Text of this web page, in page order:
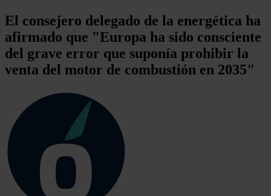
El consejero delegado de la energética ha
afirmado que "Europa ha sido consciente
del grave error que suponía prohibir la
venta del motor de combustión en 2035"